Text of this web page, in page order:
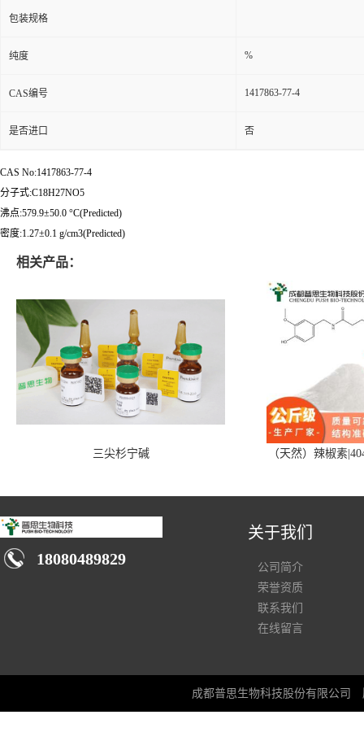
包装规格
纯度 %
CAS编号 1417863-77-4
是否进口 否
CAS No:1417863-77-4
分子式:C18H27NO5
沸点:579.9±50.0 °C(Predicted)
密度:1.27±0.1 g/cm3(Predicted)
相关产品：
三尖杉宁碱 （天然）辣椒素
18080489829
关于我们
公司简介
荣誉资质
联系我们
在线留言
成都普思生物科技股份有限公司